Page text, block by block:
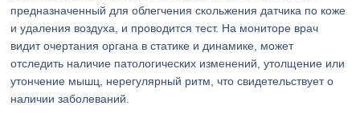
предназначенный для облегчения скольжения датчика по коже
и удаления воздуха, и проводится тест. На мониторе врач
видит очертания органа в статике и динамике, может
отследить наличие патологических изменений, утолщение или
утончение мышц, нерегулярный ритм, что свидетельствует о
наличии заболеваний.